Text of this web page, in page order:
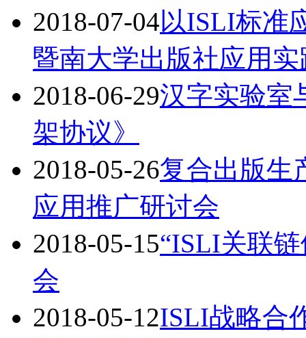
2018-07-04以ISLI标准
暨南大学出版社应用实
2018-06-29汉字实验室
架协议》
2018-05-26复合出版生
应用推广研讨会
2018-05-15“ISLI关联
会
2018-05-12ISLI战略合